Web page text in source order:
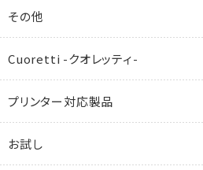
マルタック
角0保存袋
角1保存袋
角2保存袋
ECバッグ（eコマースバッグ）
洋長3封筒
透けない封筒
クラフト封筒
洋長3窓封筒
透けない封筒
洋長6封筒
角形A3
洋長3
角1保存袋
角2保存袋
角3保存袋
角2紐付マチなし
エコ窓
レーザー対応窓
ワックス窓
レーザー
インクジェット
クッション付
梱包資材
その他
Cuoretti -クオレッティ-
封筒
コットン
便箋
プリンター対応製品
レーザー
お試し